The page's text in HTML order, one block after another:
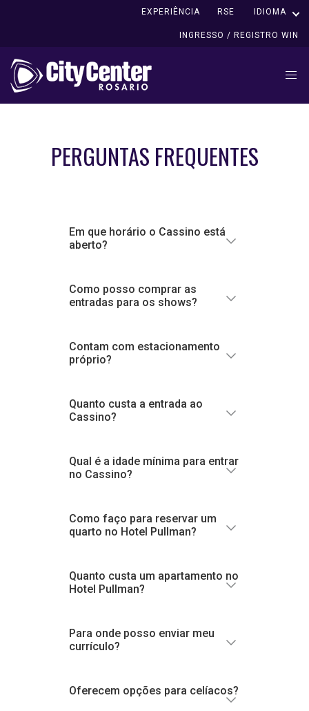
EXPERIÊNCIA RSE IDIOMA
INGRESSO / REGISTRO WIN
PERGUNTAS FREQUENTES
Em que horário o Cassino está
aberto?
Como posso comprar as
entradas para os shows?
www.citycenter-rosario.com.ar
Contam com estacionamento
próprio?
Quanto custa a entrada ao
Cassino?
Qual é a idade mínima para entrar
no Cassino?
Como faço para reservar um
quarto no Hotel Pullman?
Quanto custa um apartamento no
Hotel Pullman?
Para onde posso enviar meu
currículo?
Oferecem opções para celíacos?